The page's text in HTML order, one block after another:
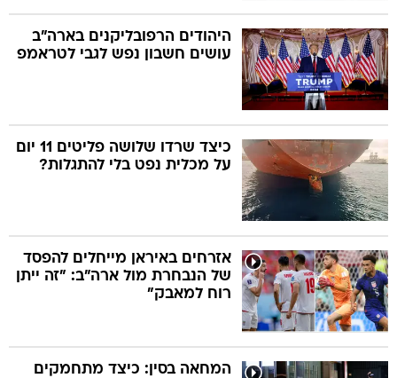
היהודים הרפובליקנים בארה"ב
עושים חשבון נפש לגבי לטראמפ
כיצד שרדו שלושה פליטים 11 יום
על מכלית נפט בלי להתגלות?
אזרחים באיראן מייחלים להפסד
של הנבחרת מול ארה"ב: "זה ייתן
רוח למאבק"
המחאה בסין: כיצד מתחמקים